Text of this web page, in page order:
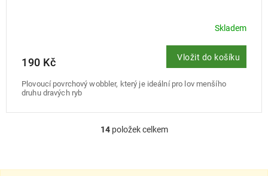
Skladem
190 Kč Vložit do košíku
Plovoucí povrchový wobbler, který je ideální pro lov menšího
druhu dravých ryb
O
á
14položek celkem